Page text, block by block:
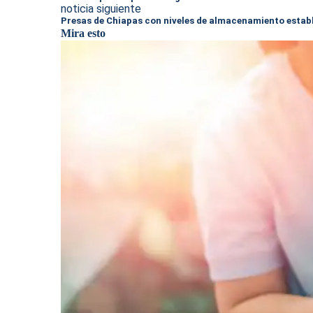
noticia siguiente
Presas de Chiapas con niveles de almacenamiento
Mira esto